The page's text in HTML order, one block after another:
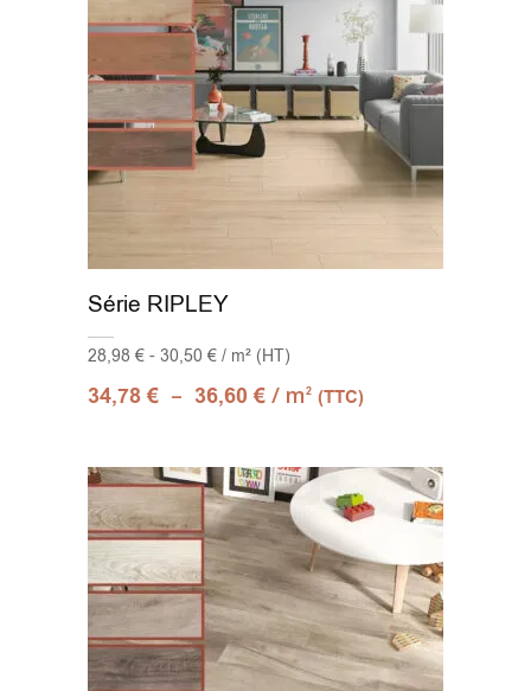
Série RIPLEY
28,98 € - 30,50 € / m² (HT)
34,78€ – 36,60€ / m2 (TTC)